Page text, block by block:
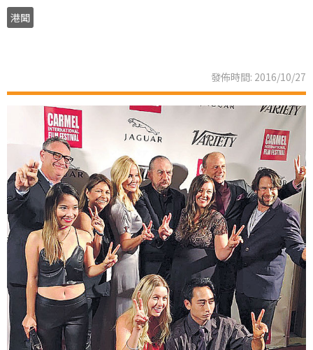
港聞
發佈時間: 2016/10/27